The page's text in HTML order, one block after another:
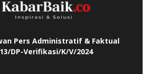
Pers Administratif & Faktual
DP-Verifikasi/K/V/2024